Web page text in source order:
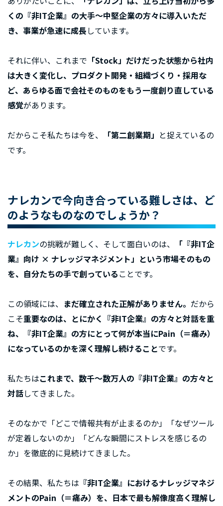
くの『非IT企業』の大手〜中堅企業の方々に導入いただ
き、事業が急速に成長しています。
それに伴い、これまで 「Stock」だけだった状態から社内
は大きく変化し、プロダクト開発・組織づくり・採用な
ど、あらゆる面で会社そのものをもう一度創り直している
感覚があります。
だからこそ私たちは今を、 「第二創業期」 と捉えているの
です。
ナレカンで今向き合っている難しさは、ど
のようなものなのでしょうか？
ナレカンの挑戦が難しく、そして面白いのは、
「『非IT企
業』向け × ナレッジマネジメント」という市場そのもの
を、自分たちの手で創っていることです。
この領域には、 まだ確立された正解がありません。 だから
こそ重要なのは、とにかく『非IT企業』の方々と対話を重
ね、『非IT企業』の方にとって何が本当にPain（＝痛み）
になっているのかを深く理解し続けることです。
私たちはこれまで、数千〜数万人の『非IT企業』の方々と
対話してきました。
そのなかで「どこで情報共有が止まるのか」「なぜツール
が定着しないのか」「どんな瞬間にストレスを感じるの
か」を徹底的に見続けてきました。
その結果、私たちは 『非IT企業』におけるナレッジマネジ
メントのPain（＝痛み）を、日本で最も解像度高く理解し